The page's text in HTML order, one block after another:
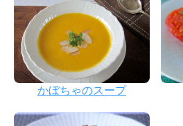
かぼちゃのスープ